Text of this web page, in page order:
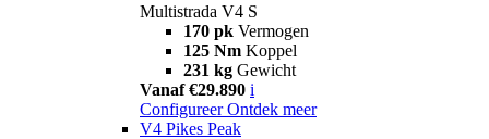
Multistrada V4 S
170 pk Vermogen
125 Nm Koppel
231 kg Gewicht
Vanaf €29.890 i
Configureer Ontdek meer
V4 Pikes Peak